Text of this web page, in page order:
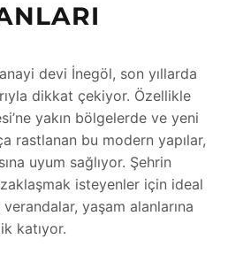
devi İnegöl, son yıllarda
dikkat çekiyor. Özellikle
yakın bölgelerde ve yeni
rastlanan bu modern yapılar,
uyum sağlıyor. Şehrin
isteyenler için ideal
yaşam alanlarına
katıyor.